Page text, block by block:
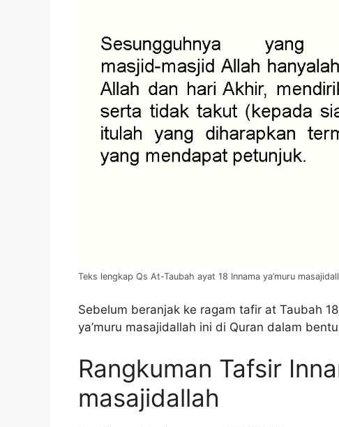
Teks lengkap Qs At-Taubah ayat 18 Innama ya’muru
Sebelum beranjak ke ragam tafir at Taubah
ya’muru masajidallah ini di Quran dalam
Rangkuman Tafsir
masajidallah